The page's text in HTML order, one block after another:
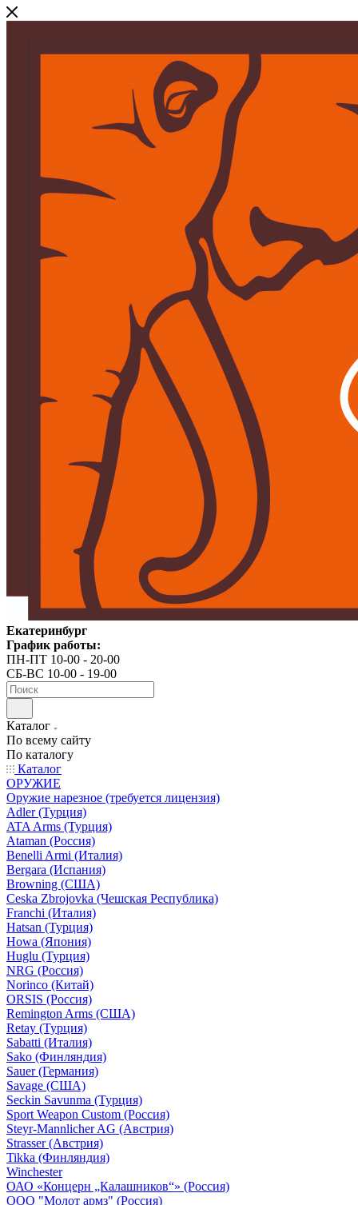
Екатеринбург
График работы:
ПН-ПТ 10-00 - 20-00
СБ-ВС 10-00 - 19-00
Каталог
По всему сайту
По каталогу
Каталог
ОРУЖИЕ
Оружие нарезное (требуется лицензия)
Adler (Турция)
ATA Arms (Турция)
Ataman (Россия)
Benelli Armi (Италия)
Bergara (Испания)
Browning (США)
Ceska Zbrojovka (Чешская Республика)
Franchi (Италия)
Hatsan (Турция)
Howa (Япония)
Huglu (Турция)
NRG (Россия)
Norinco (Китай)
ORSIS (Россия)
Remington Arms (США)
Retay (Турция)
Sabatti (Италия)
Sako (Финляндия)
Sauer (Германия)
Savage (США)
Seckin Savunma (Турция)
Sport Weapon Custom (Россия)
Steyr-Mannlicher AG (Австрия)
Strasser (Австрия)
Tikka (Финляндия)
Winchester
ОАО «Концерн „Калашников“» (Россия)
ООО "Молот армз" (Россия)